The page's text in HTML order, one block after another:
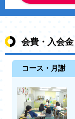
会費・入会金
コース・月謝